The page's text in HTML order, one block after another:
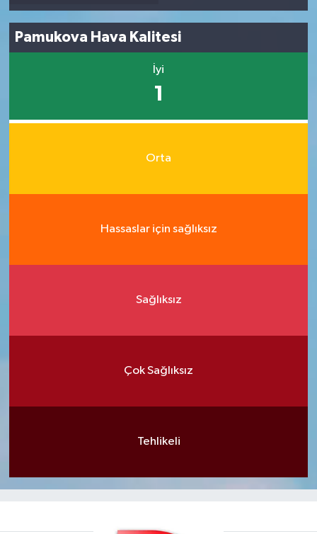
Pamukova Hava Kalitesi
İyi
1
Orta
Hassaslar için sağlıksız
Sağlıksız
Çok Sağlıksız
Tehlikeli